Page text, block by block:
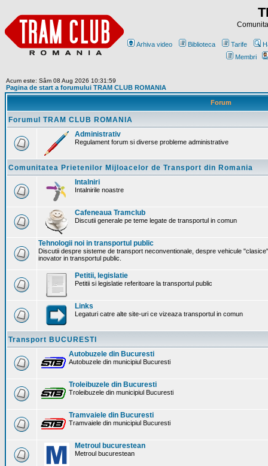
Arhiva video Biblioteca Tarife
Membri
Acum este: Sâm 08 Aug 2026 10:31:59
Pagina de start a forumului TRAM CLUB ROMANIA
Forum
Forumul TRAM CLUB ROMANIA
Administrativ
Regulament forum si diverse probleme administrative
Comunitatea Prietenilor Mijloacelor de Transport din Romania
Intalniri
Intalnirile noastre
Cafeneaua Tramclub
Discutii generale pe teme legate de transportul in comun
Tehnologii noi in transportul public
Discutii despre sisteme de transport neconventionale, despre vehicule
inovator in transportul public.
Petitii, legislatie
Petitii si legislatie referitoare la transportul public
Links
Legaturi catre alte site-uri ce vizeaza transportul in comun
Transport BUCURESTI
Autobuzele din Bucuresti
Autobuzele din municipiul Bucuresti
Troleibuzele din Bucuresti
Troleibuzele din municipiul Bucuresti
Tramvaiele din Bucuresti
Tramvaiele din municipiul Bucuresti
Metroul bucurestean
Metroul bucurestean